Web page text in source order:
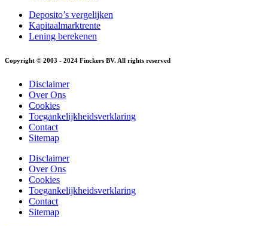
Deposito’s vergelijken
Kapitaalmarktrente
Lening berekenen
Copyright © 2003 - 2024 Finckers BV. All rights reserved
Disclaimer
Over Ons
Cookies
Toegankelijkheidsverklaring
Contact
Sitemap
Disclaimer
Over Ons
Cookies
Toegankelijkheidsverklaring
Contact
Sitemap